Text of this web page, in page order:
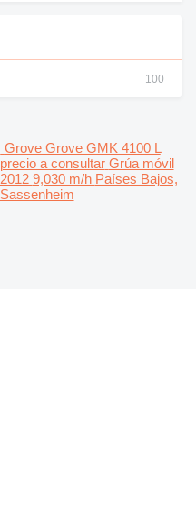
100
Grove Grove GMK 4100 L
precio a consultar Grúa móvil
2012 9,030 m/h Países Bajos,
Sassenheim